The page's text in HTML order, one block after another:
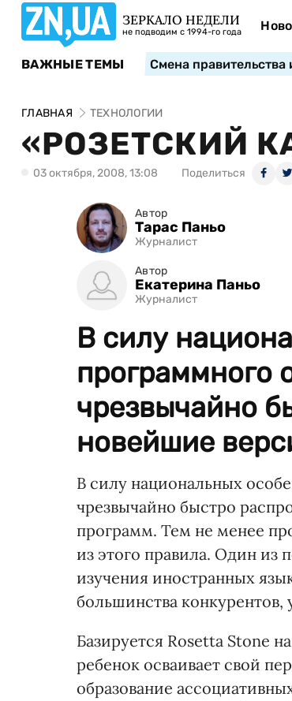
ЗЕРКАЛО НЕДЕЛИ
не подводим с 1994-го года
ВАЖНЫЕ ТЕМЫ Смена правительства
ГЛАВНАЯ ТЕХНОЛОГИИ
«РОЗЕТСКИЙ
03 октября, 2008, 13:08 Поделиться
Автор
Тарас Паньо
Журналист
Автор
Екатерина Паньо
Журналист
В силу
программного
чрезвычайно
новейшие
В силу национальных
чрезвычайно быстро
программ. Тем не менее
из этого правила. Один
изучения иностранных
большинства конкурентов,
Базируется Rosetta Stone
ребенок осваивает свой
образование